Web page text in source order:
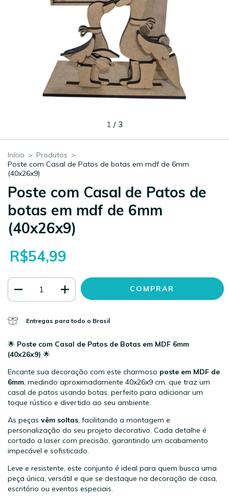
1 / 3
Início > Produtos >
Poste com Casal de Patos de botas em mdf de 6mm
(40x26x9)
Poste com Casal de Patos de
botas em mdf de 6mm
(40x26x9)
R$54,99
Entregas para todo o Brasil
🌟 Poste com Casal de Patos de Botas em MDF 6mm
(40x26x9) 🌟
Encante sua decoração com este charmoso poste em MDF de
6mm , medindo aproximadamente 40x26x9 cm, que traz um
casal de patos usando botas, perfeito para adicionar um
toque rústico e divertido ao seu ambiente.
As peças vêm soltas , facilitando a montagem e
personalização do seu projeto decorativo. Cada detalhe é
cortado a laser com precisão, garantindo um acabamento
impecável e sofisticado.
Leve e resistente, este conjunto é ideal para quem busca uma
peça única, versátil e que se destaque na decoração de casa,
escritório ou eventos especiais.